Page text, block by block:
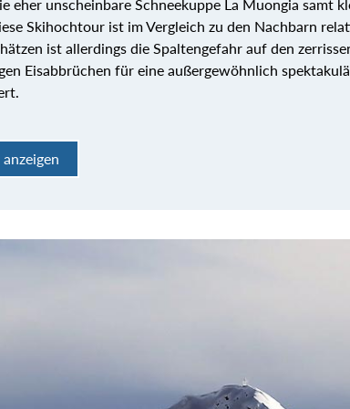
eher unscheinbare Schneekuppe La Muongia samt
Skihochtour ist im Vergleich zu den Nachbarn
ist allerdings die Spaltengefahr auf den
Eisabbrüchen für eine außergewöhnlich
anzeigen